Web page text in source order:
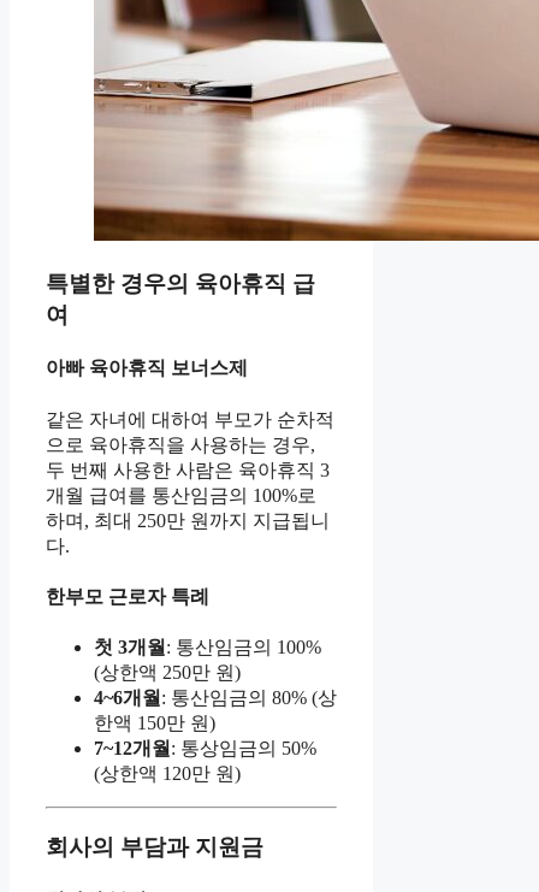
특별한 경우의 육아휴직 급
여
아빠 육아휴직 보너스제
같은 자녀에 대하여 부모가 순차적
으로 육아휴직을 사용하는 경우,
두 번째 사용한 사람은 육아휴직 3
개월 급여를 통산임금의 100%로
하며, 최대 250만 원까지 지급됩니
다.
한부모 근로자 특례
첫 3개월 : 통산임금의 100%
(상한액 250만 원)
4~6개월 : 통산임금의 80% (상
한액 150만 원)
7~12개월 : 통상임금의 50%
(상한액 120만 원)
회사의 부담과 지원금